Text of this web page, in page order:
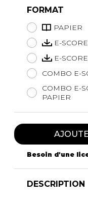
FORMAT
PAPIER
E-SCORE
E-
COMBO E-
COMBO E-
PAPIER
Besoin d'une
DESCRIPTION